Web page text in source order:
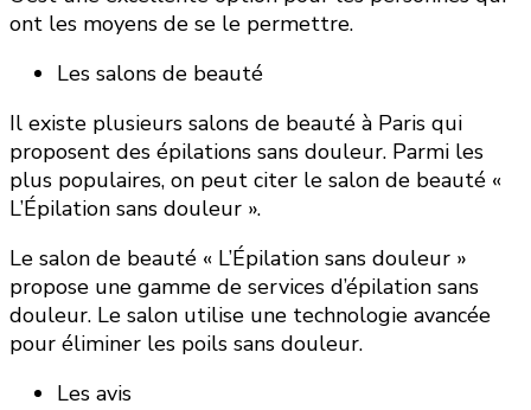
ont les moyens de se le permettre.
Les salons de beauté
Il existe plusieurs salons de beauté à Paris qui
proposent des épilations sans douleur. Parmi les
plus populaires, on peut citer le salon de beauté «
L’Épilation sans douleur ».
Le salon de beauté « L’Épilation sans douleur »
propose une gamme de services d’épilation sans
douleur. Le salon utilise une technologie avancée
pour éliminer les poils sans douleur.
Les avis